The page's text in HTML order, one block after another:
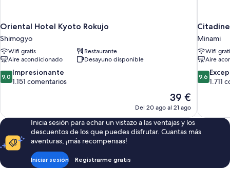
Oriental Hotel Kyoto Rokujo
Shimogyo
Wifi gratis
Restaurante
Aire acondicionado
Desayuno disponible
9.0
sobre
9,0 Impresionante
1.151 comentarios
El
precio
actual
es
de
39 €
Del 20 ago al 21 ago
Minami
Wifi
Aire
9.6
sobre
9,6
1.711
Inicia sesión para echar un vistazo a las ventajas y los
descuentos de los que puedes disfrutar. Cuantas más
aventuras, ¡más recompensas!
Iniciar sesión Registrarme gratis